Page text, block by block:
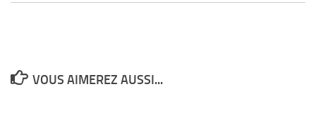
VOUS AIMEREZ AUSSI...